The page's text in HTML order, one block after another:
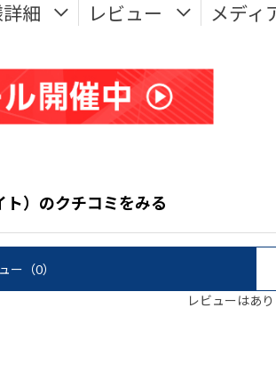
細 レビュー メディ
ト）のクチコミをみる
ー （0）
レビューはあり